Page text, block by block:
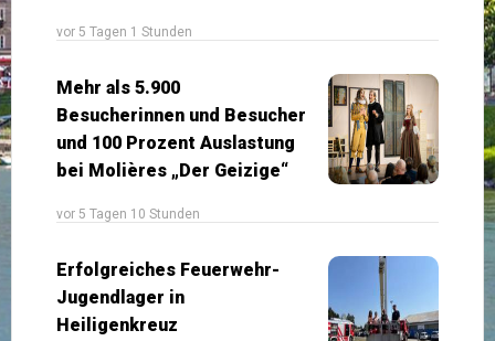
vor 5 Tagen 1 Stunden
Mehr als 5.900
Besucherinnen und Besucher
und 100 Prozent Auslastung
bei Molières „Der Geizige“
vor 5 Tagen 10 Stunden
Erfolgreiches Feuerwehr-
Jugendlager in
Heiligenkreuz